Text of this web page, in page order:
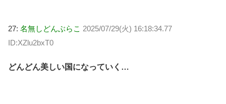
27: 名無しどんぶらこ 2025/07/29(火) 16:18:34.77
ID:XZlu2bxT0
どんどん美しい国になっていく…